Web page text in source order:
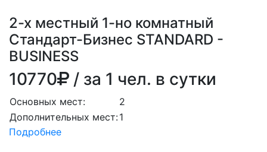
2-х местный 1-но комнатный
Стандарт-Бизнес STANDARD -
BUSINESS
10770 / за 1 чел. в сутки
Основных мест:
2
Дополнительных мест:1
Подробнее